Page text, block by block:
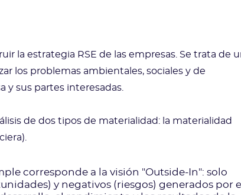
la estrategia RSE de las empresas. Se trata de
los problemas ambientales, sociales y de
y sus partes interesadas.
de dos tipos de materialidad: la materialidad
corresponde a la visión "Outside-In": solo
y negativos (riesgos) generados por el